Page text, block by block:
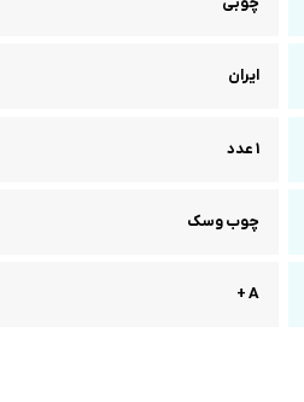
ایران
1 عدد
چوب وسک
A +